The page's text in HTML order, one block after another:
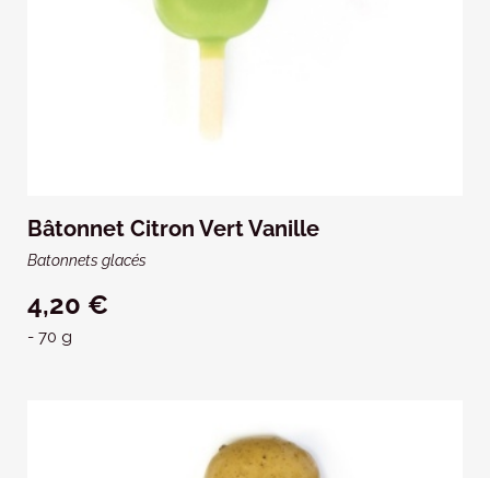
Bâtonnet Citron Vert Vanille
Batonnets glacés
4,20 €
- 70 g